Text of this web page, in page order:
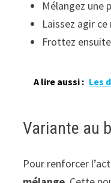
Mélangez une
Laissez agir
Frottez
A lire aussi : Les
Variante au
Pour renforcer